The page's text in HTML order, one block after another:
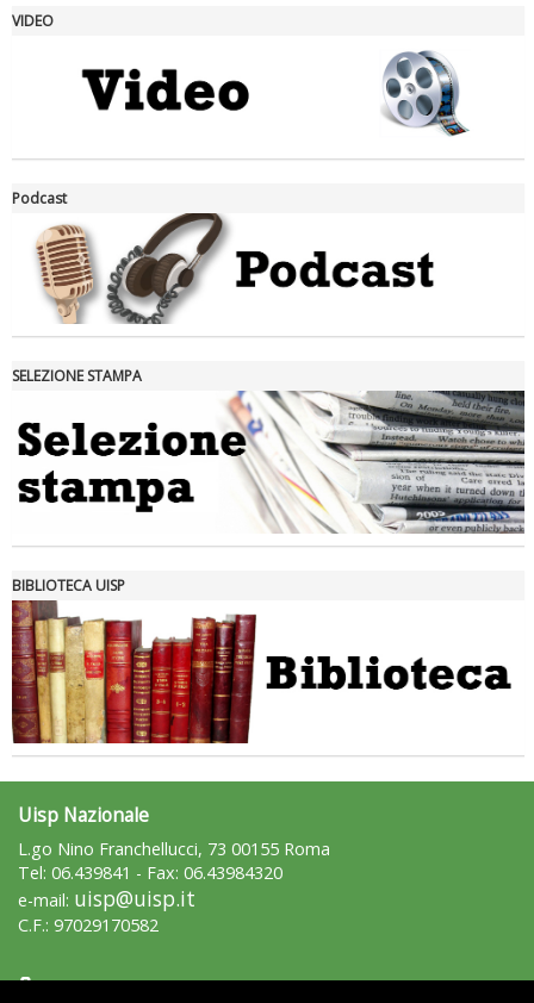
Tiziano Pesce nel Cda di Fondazione Terzjus: prima riunione a
VIDEO
Podcast
SELEZIONE STAMPA
BIBLIOTECA UISP
Uisp Nazionale
L.go Nino Franchellucci, 73 00155 Roma
Tel: 06.439841 - Fax: 06.43984320
e-mail: uisp@uisp.it
C.F.: 97029170582
Area Riservata 2.0